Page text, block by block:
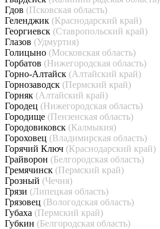
Гдов (Псковская область)
Геленджик (Краснодарский край)
Георгиевск (Ставропольский край)
Глазов (Удмуртия)
Голицыно (Московская область)
Горбатов (Нижегородская область)
Горно-Алтайск (Алтайский край)
Горнозаводск (Пермский край)
Горняк (Алтайский край)
Городец (Нижегородская область)
Городище (Пензенская область)
Городовиковск (Калмыкия)
Гороховец (Владимирская область)
Горячий Ключ (Краснодарский край)
Грайворон (Белгородская область)
Гремячинск (Пермский край)
Грозный (Чечня)
Грязи (Липецкая область)
Грязовец (Вологодская область)
Губаха (Пермский край)
Губкин (Белгородская область)